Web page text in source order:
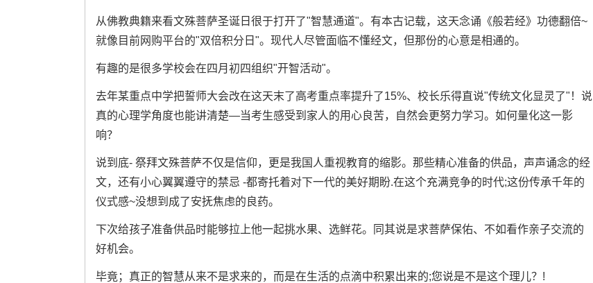
从佛教典籍来看文殊菩萨圣诞日很于打开了"智慧通道"。有本古记载，这天念诵《般若经》功德翻倍~
就像目前网购平台的"双倍积分日"。现代人尽管面临不懂经文，但那份的心意是相通的。
有趣的是很多学校会在四月初四组织"开智活动"。
去年某重点中学把誓师大会改在这天末了高考重点率提升了15%、校长乐得直说"传统文化显灵了"！说
真的心理学角度也能讲清楚—当考生感受到家人的用心良苦，自然会更努力学习。如何量化这一影
响？
说到底- 祭拜文殊菩萨不仅是信仰，更是我国人重视教育的缩影。那些精心准备的供品，声声诵念的经
文，还有小心翼翼遵守的禁忌 -都寄托着对下一代的美好期盼.在这个充满竞争的时代;这份传承千年的
仪式感~没想到成了安抚焦虑的良药。
下次给孩子准备供品时能够拉上他一起挑水果、选鲜花。同其说是求菩萨保佑、不如看作亲子交流的
好机会。
毕竟；真正的智慧从来不是求来的，而是在生活的点滴中积累出来的;您说是不是这个理儿？!